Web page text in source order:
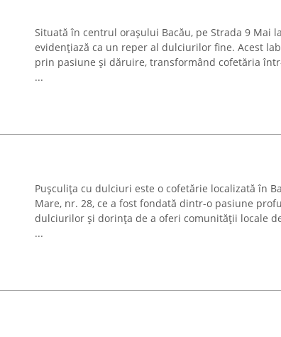
Situată în centrul orașului Bacău, pe Strada 9 Mai
evidențiază ca un reper al dulciurilor fine. Acest
prin pasiune și dăruire, transformând cofetăria
...
Pușculița cu dulciuri este o cofetărie localizată în
Mare, nr. 28, ce a fost fondată dintr-o pasiune
dulciurilor și dorința de a oferi comunității locale
...